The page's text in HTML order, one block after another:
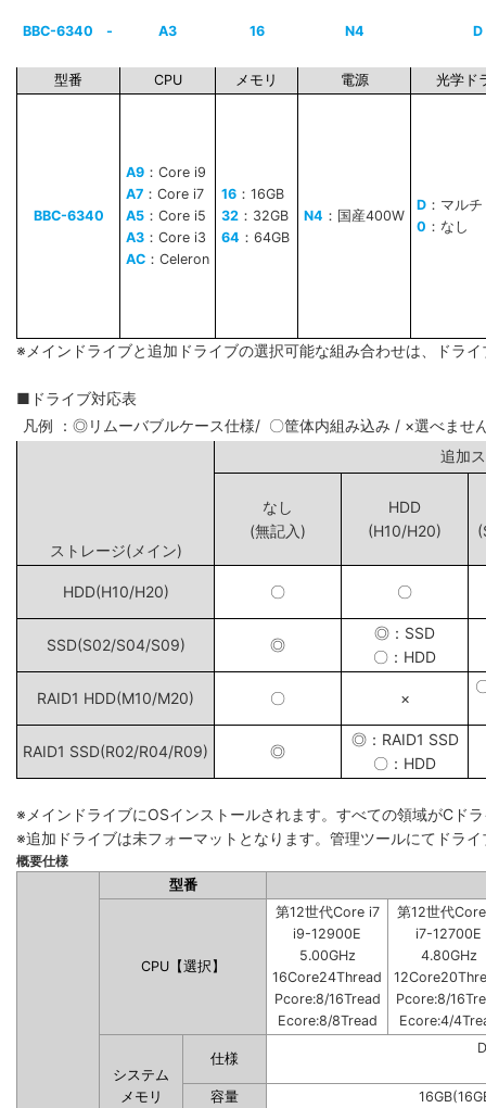
BBC-6340 - A3 16 N4 D
型番 CPU メモリ 電源 光学ド
BBC-6340
A9 ：Core i9
A7 ：Core i7
A5 ：Core i5
A3 ：Core i3
AC ：Celeron
16 ：16GB
32 ：32GB
64 ：64GB
N4 ：国産400W
D ：マル
0 ：なし
※メインドライブと追加ドライブの選択可能な組み合わせは、ドラ
■ドライブ対応表
凡例 ：◎リムーバブルケース仕様/ 〇筐体内組み込み / ×選べませ
ストレージ(メイン)
追
なし
(無記入)
HDD
(H10/H20)
HDD(H10/H20) 〇 〇
SSD(S02/S04/S09) ◎
◎：SSD
〇：HDD
RAID1 HDD(M10/M20) 〇 ×
RAID1 SSD(R02/R04/R09) ◎
◎：RAID1 SSD
〇：HDD
※メインドライブにOSインストールされます。すべての領域がCド
※追加ドライブは未フォーマットとなります。管理ツールにてドラ
概要仕様
型番
CPU【選択】
第12世代Core i7
i9-12900E
5.00GHz
16Core24Thread
Pcore:8/16Tread
Ecore:8/8Tread
第12世代
i7-12700E
4.80GHz
Pcore:8/
Ecore:4/
システム
メモリ
仕様
容量